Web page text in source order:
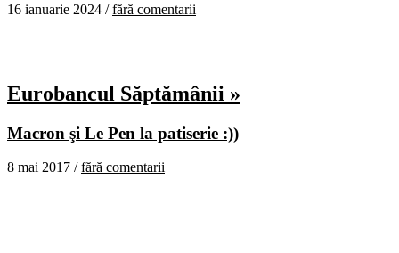
16 ianuarie 2024 /fără comentarii
Eurobancul Săptămânii »
Macron şi Le Pen la patiserie :))
8 mai 2017 /fără comentarii